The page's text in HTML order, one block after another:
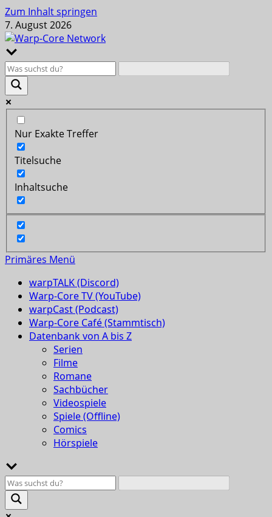
Zum Inhalt springen
7. August 2026
Nur Exakte Treffer
Titelsuche
Inhaltsuche
Primäres Menü
warpTALK (Discord)
Warp-Core TV (YouTube)
warpCast (Podcast)
Warp-Core Café (Stammtisch)
Datenbank von A bis Z
Serien
Filme
Romane
Sachbücher
Videospiele
Spiele (Offline)
Comics
Hörspiele